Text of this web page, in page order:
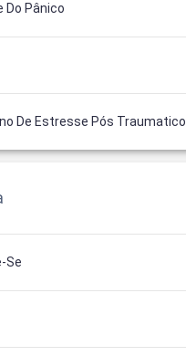
Do Pânico
De Estresse Pós Traumatico
Se